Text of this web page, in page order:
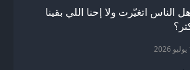
هل الناس اتغيّرت ولا إحنا اللي بقينا